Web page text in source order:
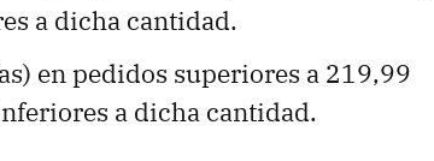
a dicha cantidad.
en pedidos superiores a 219,99
a dicha cantidad.